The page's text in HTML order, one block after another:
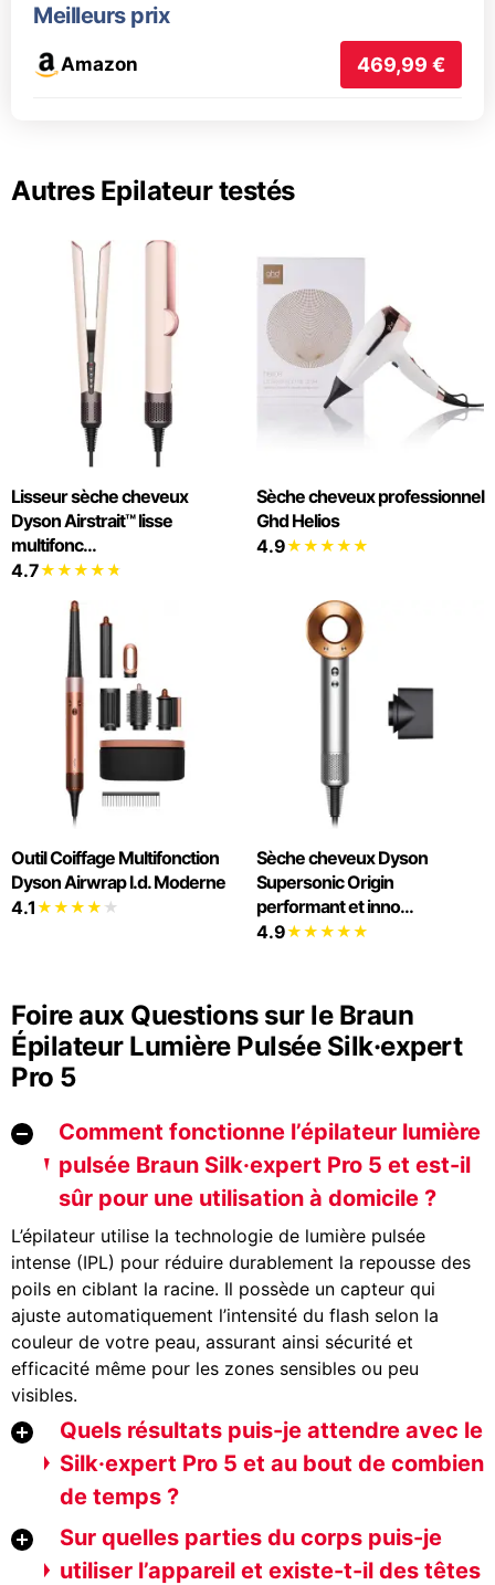
Meilleurs prix
Amazon 469,99 €
Autres Epilateur testés
Lisseur sèche cheveux
Dyson Airstrait™ lisse
multifonc...
4.7
Sèche cheveux professionnel
Ghd Helios
4.9
Outil Coiffage Multifonction
Dyson Airwrap I.d. Moderne
4.1
Sèche cheveux Dyson
Supersonic Origin
performant et inno...
4.9
Foire aux Questions sur le Braun
Épilateur Lumière Pulsée Silk·expert
Pro 5
Comment fonctionne l’épilateur lumière
pulsée Braun Silk·expert Pro 5 et est-il
sûr pour une utilisation à domicile ?
L’épilateur utilise la technologie de lumière pulsée
intense (IPL) pour réduire durablement la repousse des
poils en ciblant la racine. Il possède un capteur qui
ajuste automatiquement l’intensité du flash selon la
couleur de votre peau, assurant ainsi sécurité et
efficacité même pour les zones sensibles ou peu
visibles.
Quels résultats puis-je attendre avec le
Silk·expert Pro 5 et au bout de combien
de temps ?
Sur quelles parties du corps puis-je
utiliser l’appareil et existe-t-il des têtes